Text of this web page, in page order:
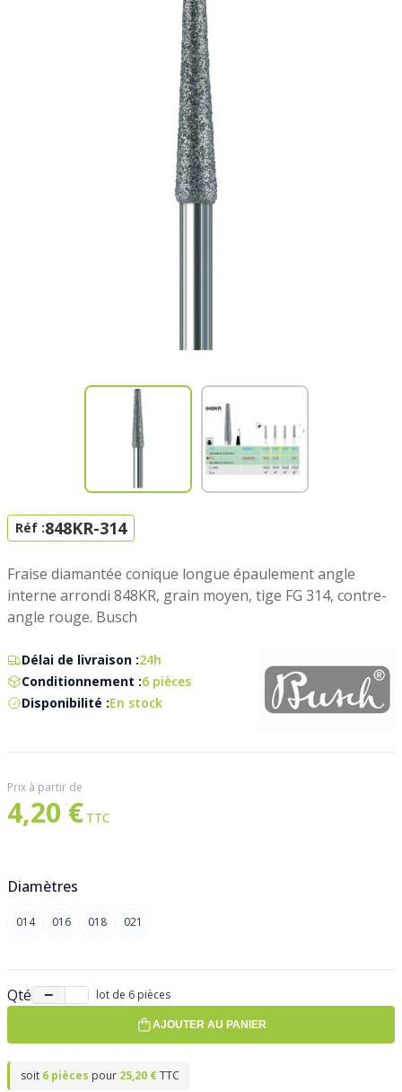
Réf :848KR-314
Fraise diamantée conique longue épaulement angle
interne arrondi 848KR, grain moyen, tige FG 314, contre-
angle rouge. Busch
Délai de livraison :24h
Conditionnement :6 pièces
Disponibilité :En stock
Prix à partir de
4,20 €
Diamètres
014 016 018 021
Qté − +
lot de 6 pièces
AJOUTER AU PANIER
soit 6 pièces pour 25,20 €TTC